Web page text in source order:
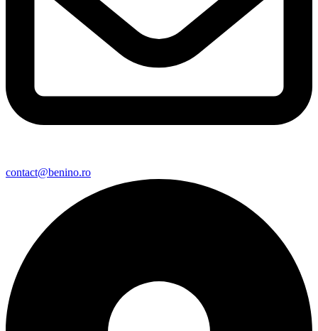
contact@benino.ro